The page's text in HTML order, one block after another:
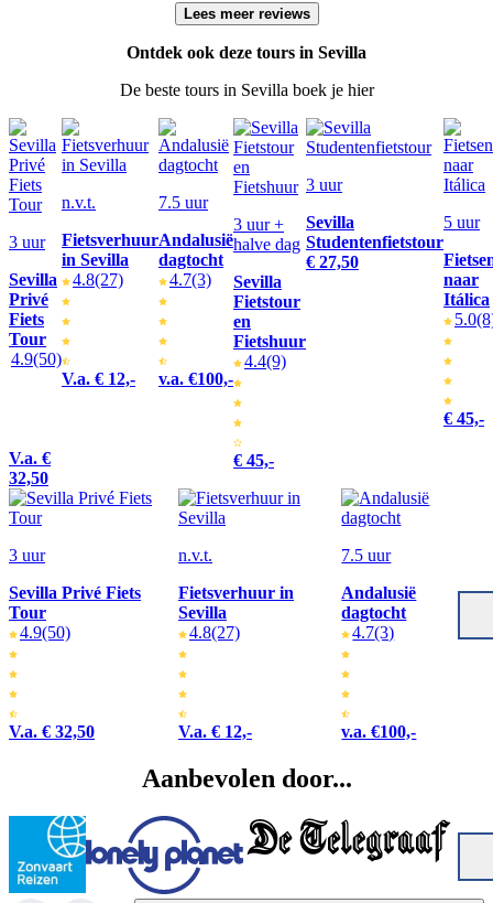
Lees meer reviews
Ontdek ook deze tours in Sevilla
De beste tours in Sevilla boek je hier
3 uur
Sevilla
Privé
Fiets
Tour
4.9(50)
V.a. €
32,50
n.v.t.
Fietsverhuur
in Sevilla
4.8(27)
V.a. € 12,-
7.5 uur
Andalusië
dagtocht
4.7(3)
v.a. €100,-
3 uur +
halve dag
Sevilla
Fietstour
en
Fietshuur
4.4(9)
€ 45,-
3 uur
Sevilla
Studentenfietstour
€ 27,50
5 uur
naar
Itálica
5.0
€ 45,-
3 uur
Sevilla Privé Fiets
Tour
4.9(50)
V.a. € 32,50
n.v.t.
Fietsverhuur in
Sevilla
4.8(27)
V.a. € 12,-
7.5 uur
Andalusië
dagtocht
4.7(3)
v.a. €100,-
Aanbevolen door...